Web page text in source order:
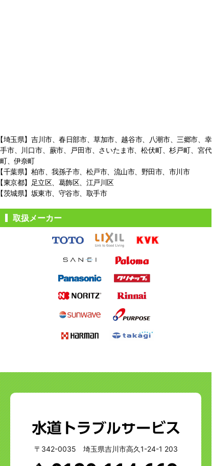
埼玉県】吉川市、春日部市、草加市、越谷市、八潮市、三郷市、幸
手市、
川口市、蕨市、戸田市、さいたま市、松伏町、杉戸町、宮代
町、伊奈町
千葉県】柏市、我孫子市、松戸市、 流山市、野田市、市川市
東京都】足立区、葛飾区、江戸川区
茨城県】坂東市、守谷市、取手市
取扱メーカー
〒342-0035 埼玉県吉川市高久1-24-1 203